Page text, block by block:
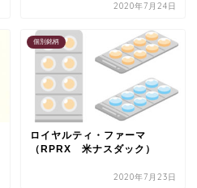
2020年7月24日
個別銘柄
ロイヤルティ・ファーマ
（RPRX 米ナスダック）
2020年7月23日